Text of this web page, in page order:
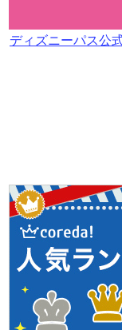
ディズニーパス公